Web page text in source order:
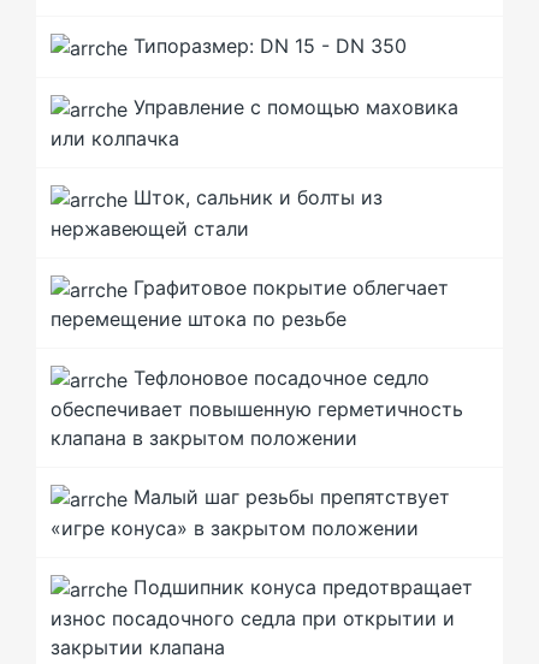
Типоразмер: DN 15 - DN 350
Управление с помощью маховика
или колпачка
Шток, сальник и болты из
нержавеющей стали
Графитовое покрытие облегчает
перемещение штока по резьбе
Тефлоновое посадочное седло
обеспечивает повышенную герметичность
клапана в закрытом положении
Малый шаг резьбы препятствует
«игре конуса» в закрытом положении
Подшипник конуса предотвращает
износ посадочного седла при открытии и
закрытии клапана